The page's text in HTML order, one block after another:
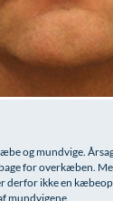
og mundvige.
for overkæben.
derfor ikke en
mundvigene